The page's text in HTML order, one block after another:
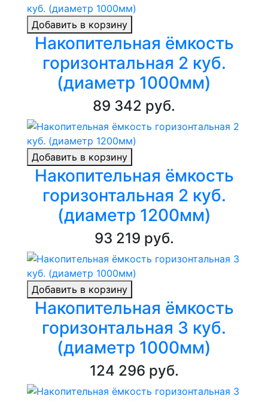
Добавить в корзину
Накопительная ёмкость
горизонтальная 2 куб.
(диаметр 1000мм)
89 342 руб.
Добавить в корзину
Накопительная ёмкость
горизонтальная 2 куб.
(диаметр 1200мм)
93 219 руб.
Добавить в корзину
Накопительная ёмкость
горизонтальная 3 куб.
(диаметр 1000мм)
124 296 руб.